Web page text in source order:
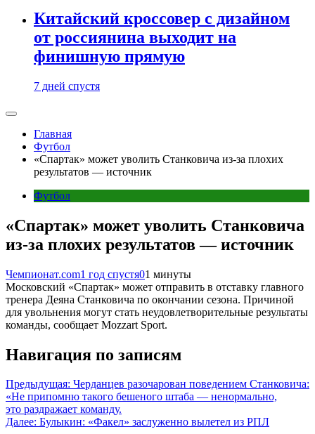
Китайский кроссовер с дизайном
от россиянина выходит на
финишную прямую
7 дней спустя
Главная
Футбол
«Спартак» может уволить Станковича из-за плохих
результатов — источник
Футбол
«Спартак» может уволить Станковича
из-за плохих результатов — источник
Чемпионат.com1 год спустя01 минуты
Московский «Спартак» может отправить в отставку главного
тренера Деяна Станковича по окончании сезона. Причиной
для увольнения могут стать неудовлетворительные результаты
команды, сообщает Mozzart Sport.
Навигация по записям
Предыдущая: Черданцев разочарован поведением Станковича:
«Не припомню такого бешеного штаба — ненормально,
это раздражает команду.
Далее: Булыкин: «Факел» заслуженно вылетел из РПЛ